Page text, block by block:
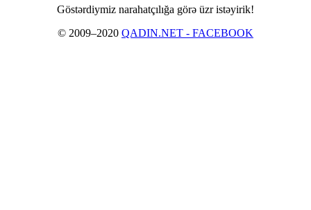
Göstərdiymiz narahatçılığa görə üzr istəyirik!
© 2009–2020 QADIN.NET - FACEBOOK